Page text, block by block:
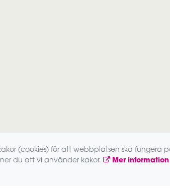
Lokala
(cookies) för att webbplatsen ska fungera
du att vi använder kakor.
Mer